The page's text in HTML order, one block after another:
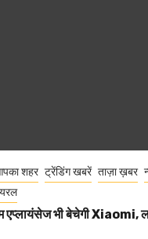
शहर ट्रेंडिंग खबरें ताज़ा ख़बर
एप्लायंसेज भी बेचेगी Xiaomi,